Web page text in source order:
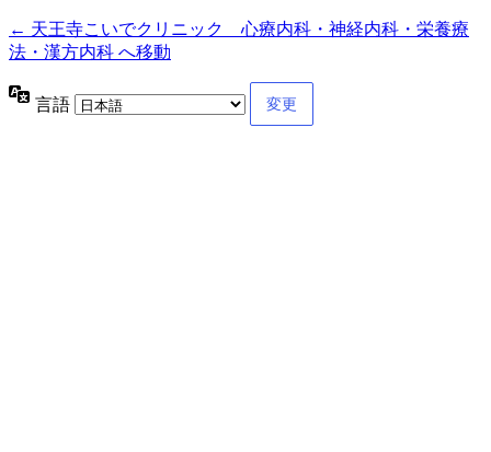
← 天王寺こいでクリニック 心療内科・神経内科・栄養療
法・漢方内科 へ移動
言語